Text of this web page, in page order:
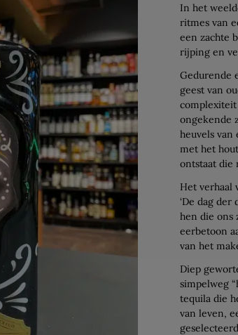
In het
ritmes van
een zachte
rijping en
Gedurende
geest van
ongekende
heuvels
met het
ontstaat die
Het verhaal
‘De dag
hen die ons
eerbetoon
van het
Diep
simpelweg
tequila die
van leven,